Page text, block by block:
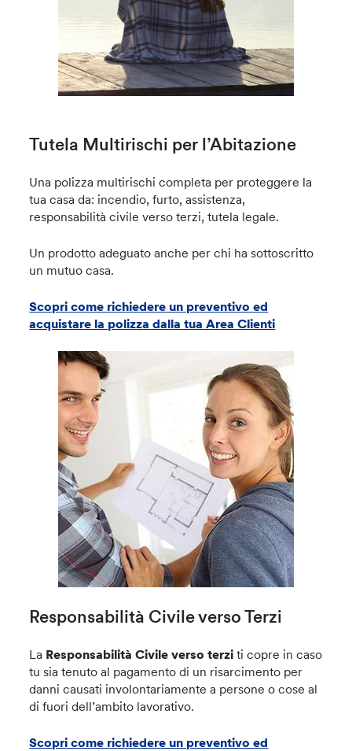
Tutela Multirischi per l’Abitazione
Una polizza multirischi completa per proteggere la
tua casa da: incendio, furto, assistenza,
responsabilità civile verso terzi, tutela legale.
Un prodotto adeguato anche per chi ha sottoscritto
un mutuo casa.
Scopri come richiedere un preventivo ed
acquistare la polizza dalla tua Area Clienti
Responsabilità Civile verso Terzi
La Responsabilità Civile verso terzi ti copre in caso
tu sia tenuto al pagamento di un risarcimento per
danni causati involontariamente a persone o cose al
di fuori dell’ambito lavorativo.
Scopri come richiedere un preventivo ed